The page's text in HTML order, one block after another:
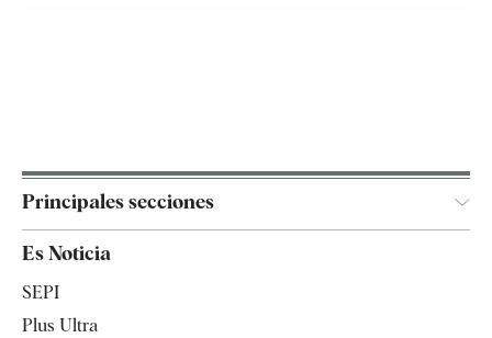
Principales secciones
España
Es Noticia
SEPI
Plus Ultra